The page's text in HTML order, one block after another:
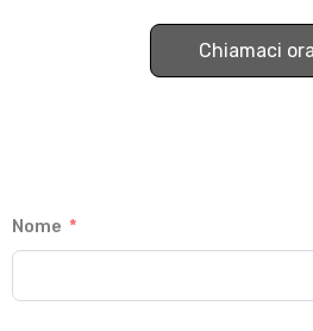
Chiamaci ora
Nome